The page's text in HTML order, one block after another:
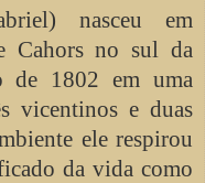
nasceu em
Cahors no sul da
de 1802 em uma
vicentinos e duas
ele respirou
da vida como